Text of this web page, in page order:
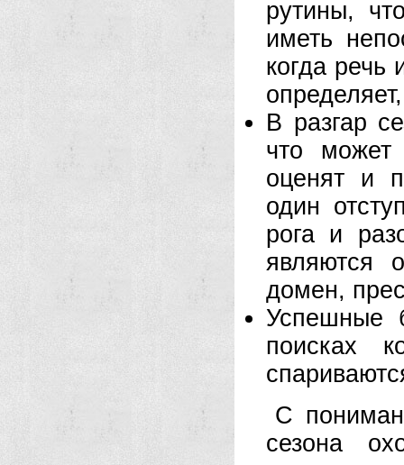
рутины,
иметь
когда
В разгар
что
оценят и
один
рога и
являются
домен,
Успешные
поисках
С
сезона